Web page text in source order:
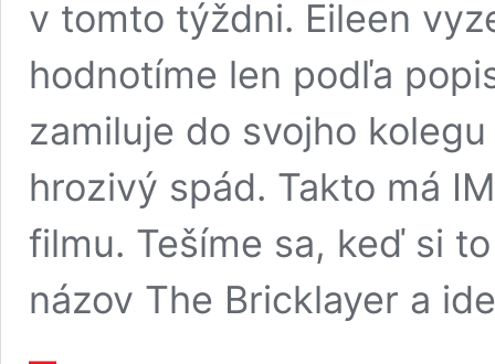
v tomto týždni. Eileen
hodnotíme len podľa
zamiluje do svojho
hrozivý spád. Takto má
filmu. Tešíme sa, keď si
názov The Bricklayer a